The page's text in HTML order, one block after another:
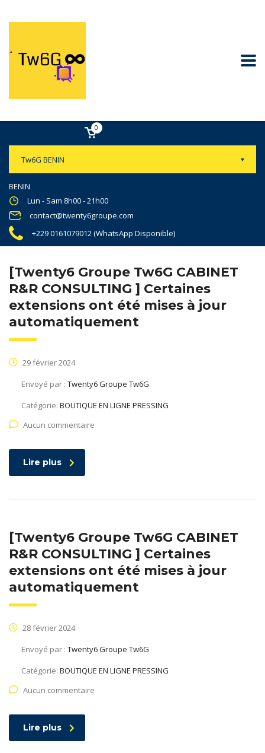
Tw6G BENIN
BENIN
Lun - Sam 8h00 - 21h00
contact@twenty6groupe.com
+229 0161079012 (WhatsApp Disponible)
0
[Twenty6 Groupe Tw6G CABINET
R&R CONSULTING ] Certaines
extensions ont été mises à jour
automatiquement
29 février 2024
Envoyé par : Twenty6 Groupe Tw6G
Catégorie: BOUTIQUE EN LIGNE PRESSING
Aucun commentaire
Lire plus
[Twenty6 Groupe Tw6G CABINET
R&R CONSULTING ] Certaines
extensions ont été mises à jour
automatiquement
28 février 2024
Envoyé par : Twenty6 Groupe Tw6G
Catégorie: BOUTIQUE EN LIGNE PRESSING
Aucun commentaire
Lire plus